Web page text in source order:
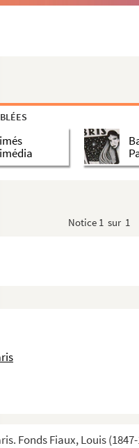
Notice 1 sur 1
Fonds Fiaux, Louis
municipal